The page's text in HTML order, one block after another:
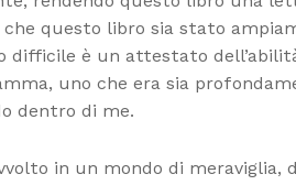
questo libro sia stato
difficile è un attestato
uno che era sia
dentro di me.
in un mondo di meraviglia,